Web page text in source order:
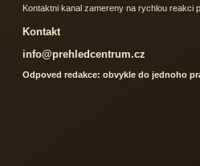
Kontaktni kanal zamereny na rychlou reakci
Kontakt
info@prehledcentrum.cz
Odpoved redakce: obvykle do jednoho